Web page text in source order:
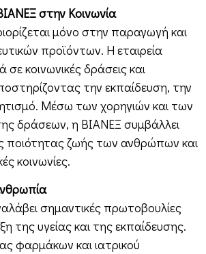
στην Κοινωνία
μόνο στην παραγωγή και
προϊόντων. Η εταιρεία
σε κοινωνικές δράσεις και
την εκπαίδευση, την
Μέσω των χορηγιών και των
δράσεων, η ΒΙΑΝΕΞ συμβάλλει
ποιότητας ζωής των ανθρώπων και
κοινωνίες.
σημαντικές πρωτοβουλίες
της υγείας και της εκπαίδευσης.
φαρμάκων και ιατρικού